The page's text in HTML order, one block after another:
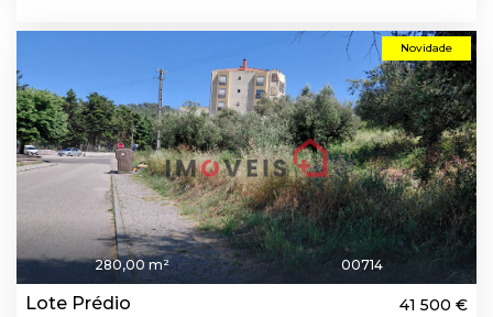
Novidade
280,00 m² 00714
Lote Prédio 41 500 €